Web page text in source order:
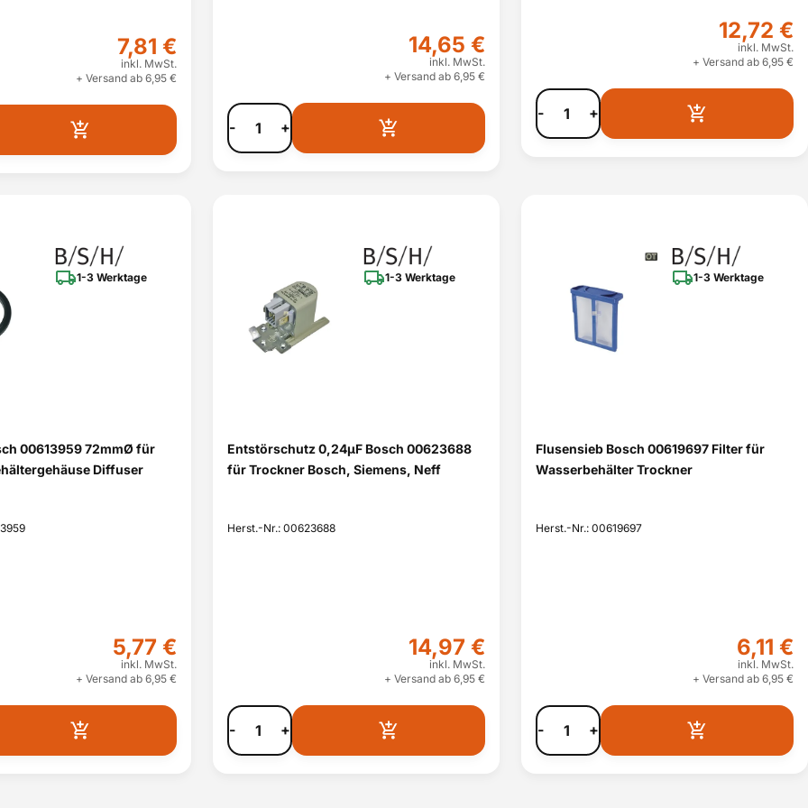
7,81 €
inkl. MwSt.
+ Versand ab 6,95 €
14,65 €
inkl. MwSt.
+ Versand ab 6,95 €
- +
12,72 €
inkl. MwSt.
+ Versand ab 6,95 €
- +
1-3 Werktage
00613959 72mmØ für
Diffuser
5,77 €
inkl. MwSt.
+ Versand ab 6,95 €
1-3 Werktage
Entstörschutz 0,24µF Bosch 00623688
für Trockner Bosch, Siemens, Neff
Herst.-Nr.: 00623688
14,97 €
inkl. MwSt.
+ Versand ab 6,95 €
- +
1-3 Werktage
Flusensieb Bosch 00619697 Filter für
Wasserbehälter Trockner
Herst.-Nr.: 00619697
6,11 €
inkl. MwSt.
+ Versand ab 6,95 €
- +